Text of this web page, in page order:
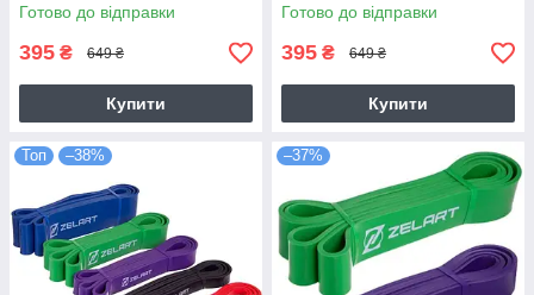
Готово до відправки
395 ₴ 649 ₴
Купити
Готово до відправки
395 ₴ 649 ₴
Купити
Топ –38% –37%